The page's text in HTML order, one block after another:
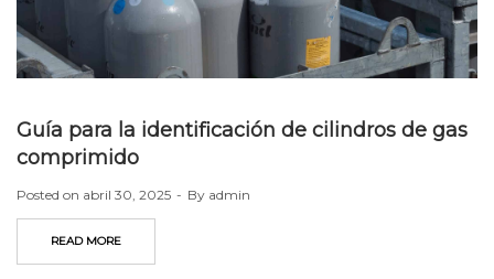
Guía para la identificación de cilindros de gas
comprimido
Posted on abril 30, 2025 By admin
READ MORE